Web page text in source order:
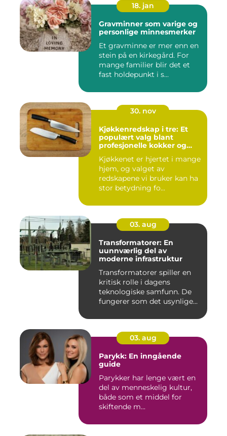
18. jan
Gravminner som varige og
personlige minnesmerker
Et gravminne er mer enn en
stein på en kirkegård. For
mange familier blir det et
fast holdepunkt i s...
30. nov
Kjøkkenredskap i tre: Et
populært valg blant
profesjonelle kokker og
Kjøkkenet er hjertet i mange
hjem, og valget av
redskapene vi bruker kan ha
stor betydning fo...
03. aug
Transformatorer: En
uunnværlig del av
moderne infrastruktur
Transformatorer spiller en
kritisk rolle i dagens
teknologiske samfunn. De
fungerer som det usynlige...
03. aug
Parykk: En inngående
guide
Parykker har lenge vært en
del av menneskelig kultur,
både som et middel for
skiftende m...